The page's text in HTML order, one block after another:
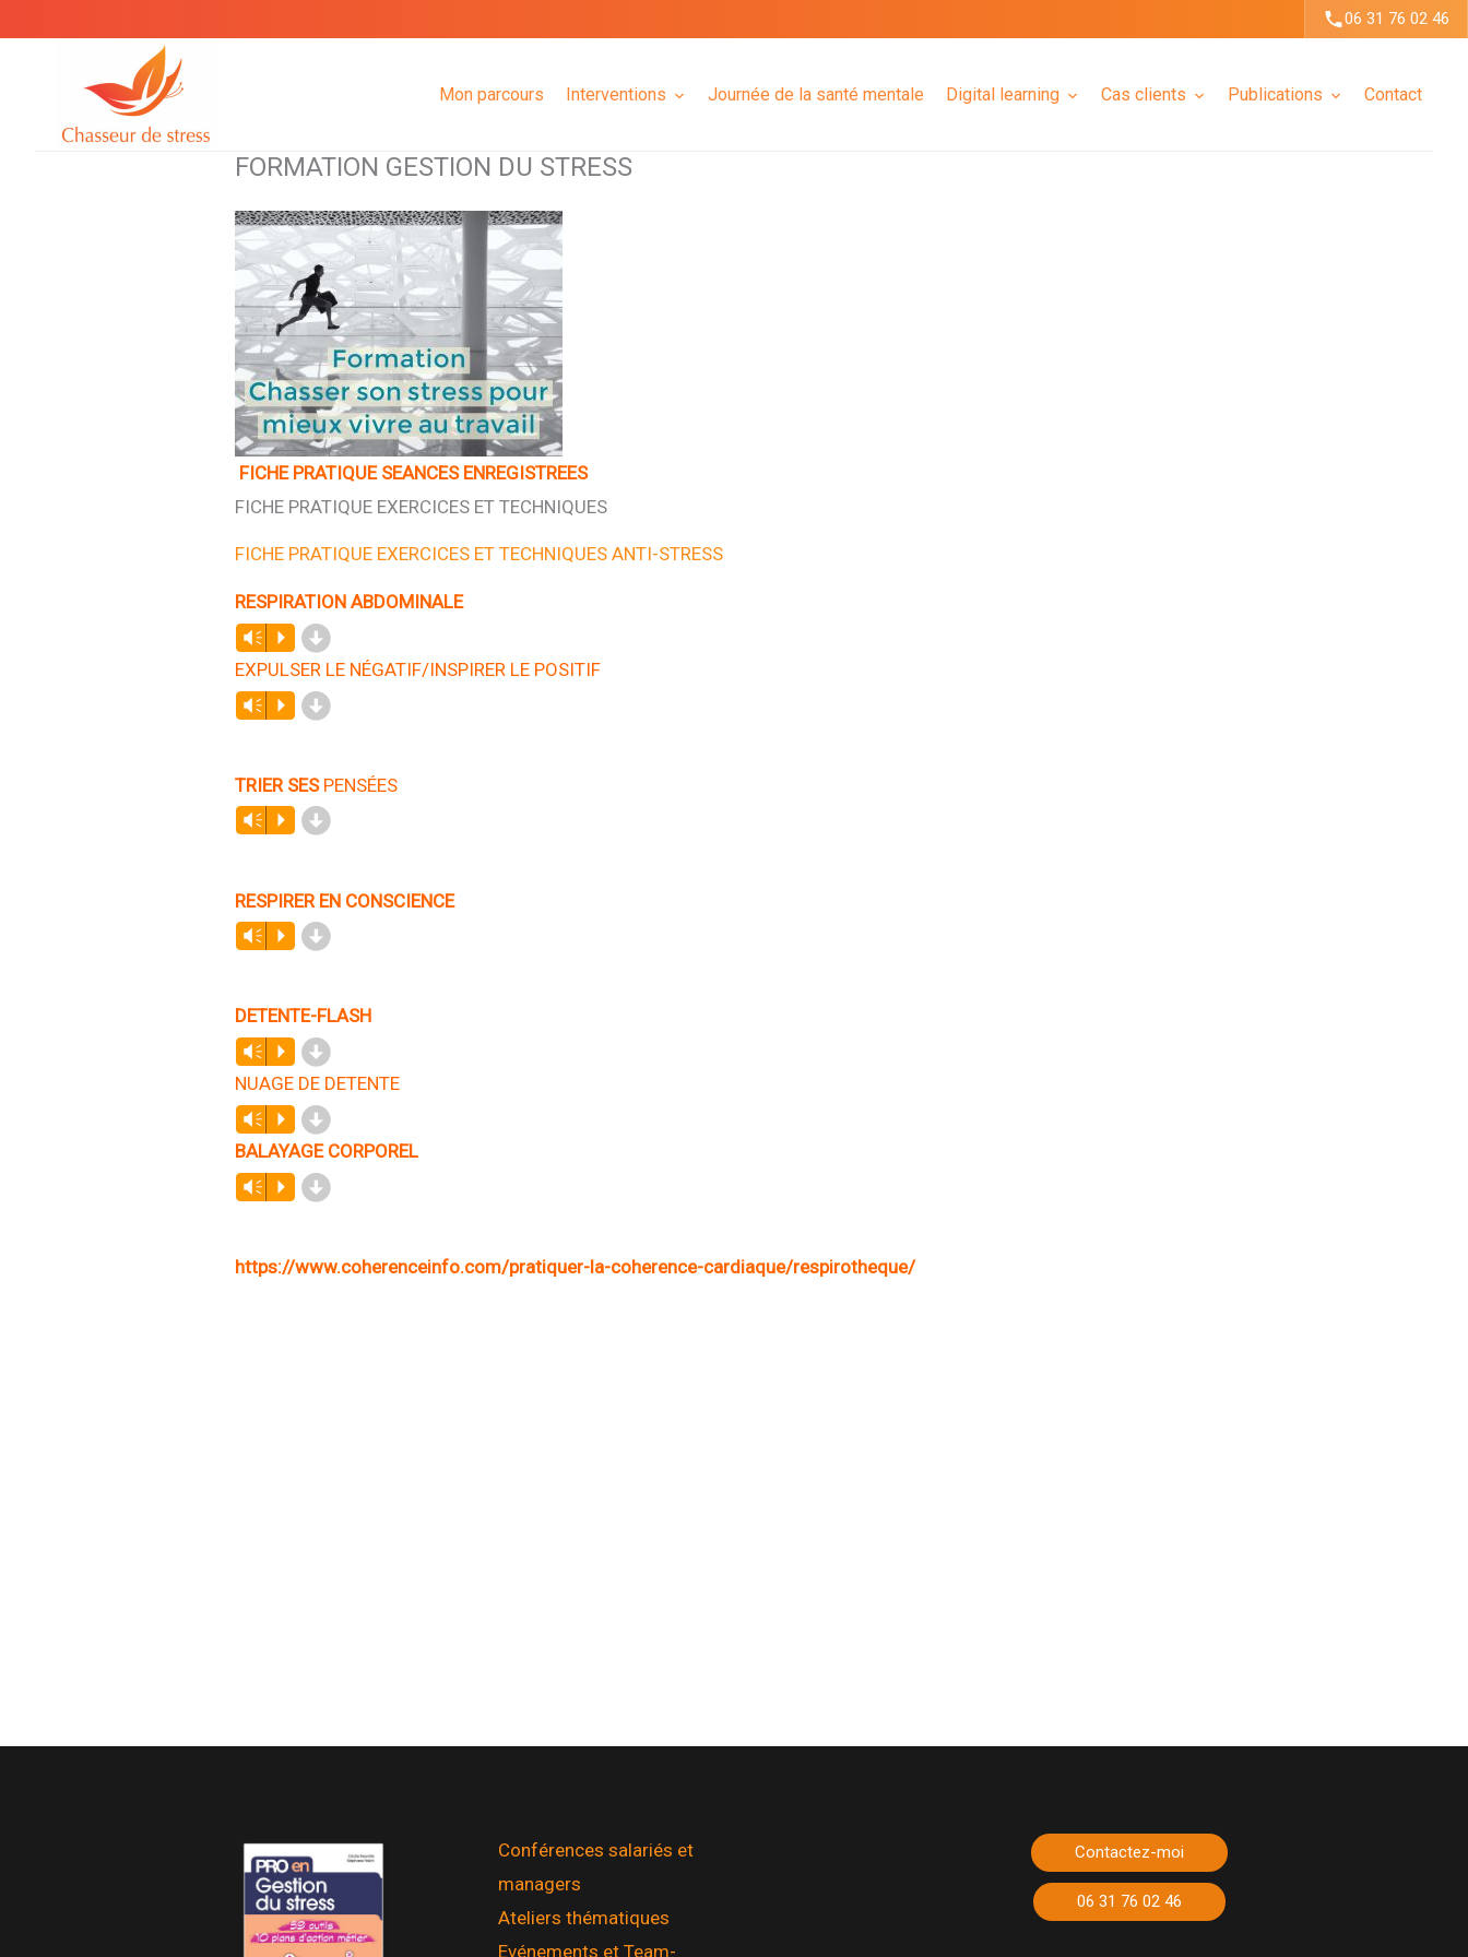
06 31 76 02 46
Mon parcours Interventions Journée de la santé mentale Digital learning Cas clients Publications Contact
FORMATION GESTION DU STRESS
FICHE PRATIQUE SEANCES ENREGISTREES
FICHE PRATIQUE EXERCICES ET TECHNIQUES
FICHE PRATIQUE EXERCICES ET TECHNIQUES ANTI-STRESS
RESPIRATION ABDOMINALE
Lecteur
audio
Vm P d
EXPULSER LE NÉGATIF/INSPIRER LE POSITIF
Lecteur
Vm P d
TRIER SES PENSÉES
Lecteur
Vm P d
RESPIRER EN CONSCIENCE
Lecteur
Vm P d
DETENTE-FLASH
Lecteur
audio
Vm P d
NUAGE DE DETENTE
Lecteur
audio
Vm P d
BALAYAGE CORPOREL
Lecteur
Vm P d
https://www.coherenceinfo.com/pratiquer-la-coherence-cardiaque/respirotheque/
Conférences salariés et
managers
Ateliers thématiques
Evénements et Team-
Contactez-moi
06 31 76 02 46